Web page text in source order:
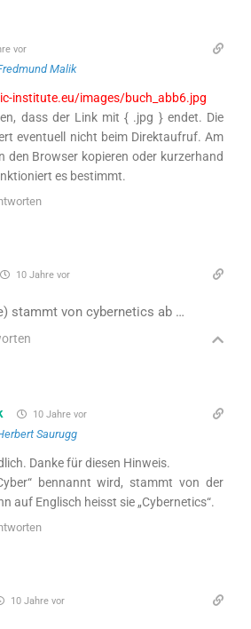
vor
Malik
institute.eu/images/buch_abb6.jpg
dass der Link mit { .jpg } endet. Die
eventuell nicht beim Direktaufruf. Am
den Browser kopieren oder kurzerhand
es bestimmt.
10 Jahre vor
stammt von cybernetics ab …
10 Jahre vor
Saurugg
Danke für diesen Hinweis.
bennannt wird, stammt von der
auf Englisch heisst sie „Cybernetics“.
10 Jahre vor